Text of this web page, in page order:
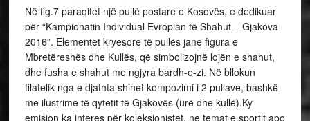
Në fig.7 paraqitet një pullë postare e Kosovës, e dedikuar
për “Kampionatin Individual Evropian të Shahut – Gjakova
2016”. Elementet kryesore të pullës jane figura e
Mbretëreshës dhe Kullës, që simbolizojnë lojën e shahut,
dhe fusha e shahut me ngjyra bardh-e-zi. Në bllokun
filatelik nga e djathta shihet kompozimi i 2 pullave, bashkë
me ilustrime të qytetit të Gjakovës (urë dhe kullë).Ky
emision ka interes për koleksionistet, ne temat e sportit apo